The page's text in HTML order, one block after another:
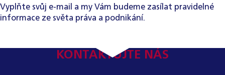
Vyplňte svůj e-mail a my Vám budeme zasílat pravidelné
informace ze světa práva a podnikání.
KONTAKTUJTE NÁS